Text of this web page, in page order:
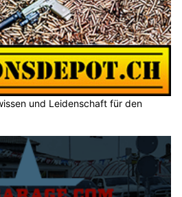
und Leidenschaft für den